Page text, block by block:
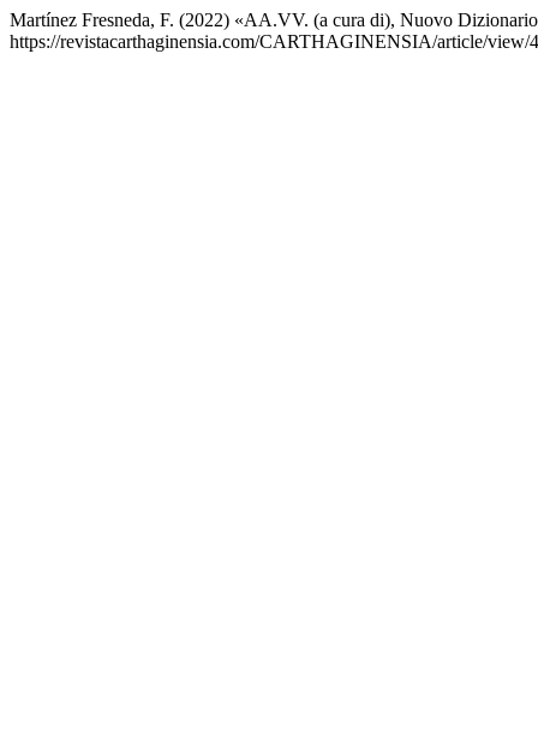
Martínez Fresneda, F. (2022) «AA.VV. (a cura di), Nuovo
https://revistacarthaginensia.com/CARTHAGINENSIA/article/view/